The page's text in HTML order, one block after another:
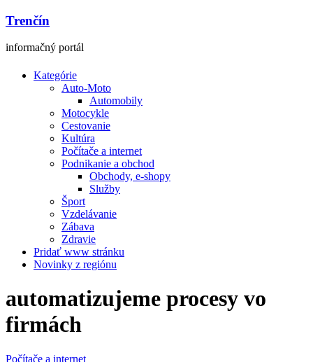
Trenčín
informačný portál
Kategórie
Auto-Moto
Automobily
Motocykle
Cestovanie
Kultúra
Počítače a internet
Podnikanie a obchod
Obchody, e-shopy
Služby
Šport
Vzdelávanie
Zábava
Zdravie
Pridať www stránku
Novinky z regiónu
automatizujeme procesy vo
firmách
Počítače a internet